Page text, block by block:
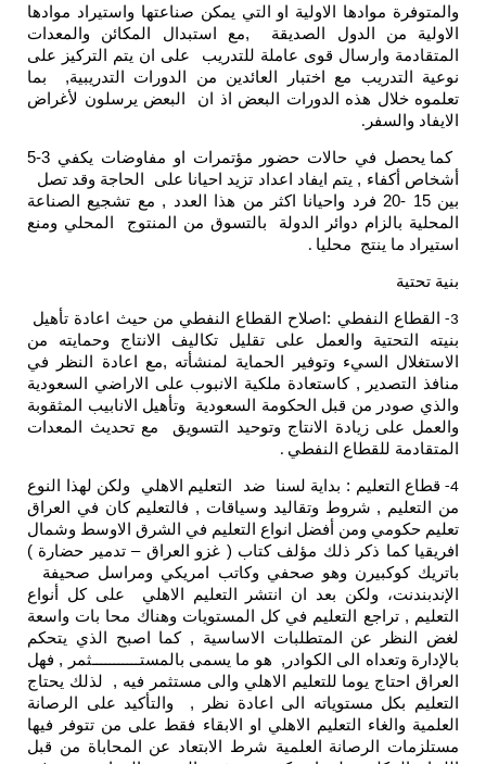
والمتوفرة موادها الاولية او التي يمكن صناعتها واستيراد موادها
الاولية من الدول الصديقة ,مع استبدال المكائن والمعدات
المتقادمة وارسال قوى عاملة للتدريب على ان يتم التركيز على
نوعية التدريب مع اختبار العائدين من الدورات التدريبية, بما
تعلموه خلال هذه الدورات البعض اذ ان البعض يرسلون لأغراض
الايفاد والسفر .
كما يحصل في حالات حضور مؤتمرات او مفاوضات يكفي 3-5
أشخاص أكفاء , يتم ايفاد اعداد تزيد احيانا على الحاجة وقد تصل
بين 15 -20 فرد واحيانا اكثر من هذا العدد , مع تشجيع الصناعة
المحلية بالزام دوائر الدولة بالتسوق من المنتوج المحلي ومنع
استيراد ما ينتج محليا .
بنية تحتية
3-
القطاع النفطي :اصلاح القطاع النفطي من حيث اعادة تأهيل
بنيته التحتية والعمل على تقليل تكاليف الانتاج وحمايته من
الاستغلال السيء وتوفير الحماية لمنشأته ,مع اعادة النظر في
منافذ التصدير , كاستعادة ملكية الانبوب على الاراضي السعودية
والذي صودر من قبل الحكومة السعودية وتأهيل الانابيب المثقوبة
والعمل على زيادة الانتاج وتوحيد التسويق مع تحديث المعدات
المتقادمة للقطاع النفطي .
4-
قطاع التعليم : بداية لسنا ضد التعليم الاهلي ولكن لهذا النوع
من التعليم , شروط وتقاليد وسياقات , فالتعليم كان في العراق
تعليم حكومي ومن أفضل انواع التعليم في الشرق الاوسط وشمال
افريقيا كما ذكر ذلك مؤلف كتاب ( غزو العراق – تدمير حضارة )
باتريك كوكبيرن وهو صحفي وكاتب امريكي ومراسل صحيفة
الإندبندنت، ولكن بعد ان انتشر التعليم الاهلي على كل أنواع
التعليم , تراجع التعليم في كل المستويات وهناك محا بات واسعة
لغض النظر عن المتطلبات الاساسية , كما اصبح الذي يتحكم
بالإدارة وتعداه الى الكوادر, هو ما يسمى بالمستـــــــــــثمر , فهل
العراق احتاج يوما للتعليم الاهلي والى مستثمر فيه , لذلك يحتاج
التعليم بكل مستوياته الى اعادة نظر , والتأكيد على الرصانة
العلمية والغاء التعليم الاهلي او الابقاء فقط على من تتوفر فيها
مستلزمات الرصانة العلمية شرط الابتعاد عن المحاباة من قبل